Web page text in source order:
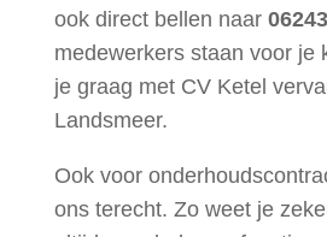
ook direct bellen naar
medewerkers staan voor je
je graag met CV Ketel
Landsmeer.
Ook voor
ons terecht. Zo weet je